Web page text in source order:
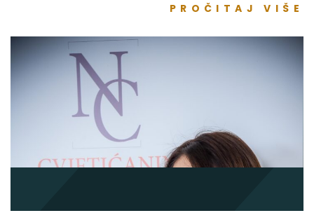
PROČITAJ VIŠE